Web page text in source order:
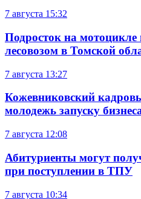
7 августа 15:32
Подросток на
лесовозом в Томской
7 августа 13:27
Кожевниковский
молодежь запуску
7 августа 12:08
Абитуриенты могут
при поступлении в ТПУ
7 августа 10:34